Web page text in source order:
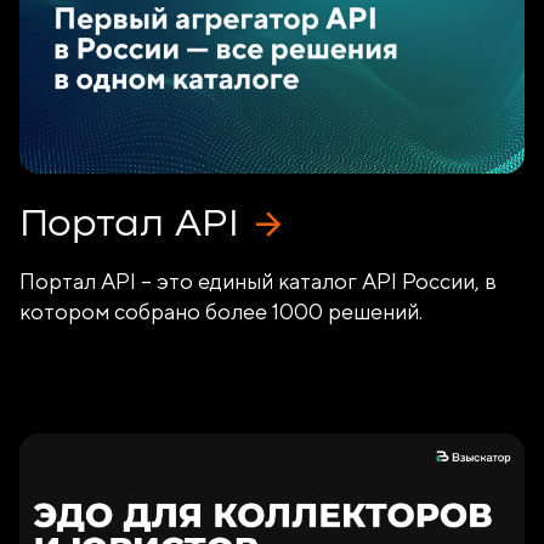
Портал API
Портал API – это единый каталог API России, в
котором собрано более 1000 решений.